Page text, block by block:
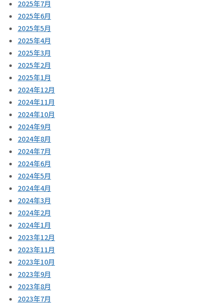
2025年7月
2025年6月
2025年5月
2025年4月
2025年3月
2025年2月
2025年1月
2024年12月
2024年11月
2024年10月
2024年9月
2024年8月
2024年7月
2024年6月
2024年5月
2024年4月
2024年3月
2024年2月
2024年1月
2023年12月
2023年11月
2023年10月
2023年9月
2023年8月
2023年7月